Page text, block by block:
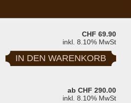
CHF 69.90
inkl. 8.10% MwSt
ab CHF 290.00
inkl. 8.10% MwSt